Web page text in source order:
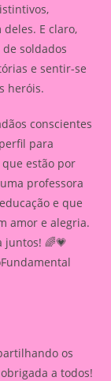
E claro,
soldados
e sentir-se
heróis.
conscientes
para
estão por
professora
e que
amor e alegria.
juntos! 🌈💗
os
a todos!